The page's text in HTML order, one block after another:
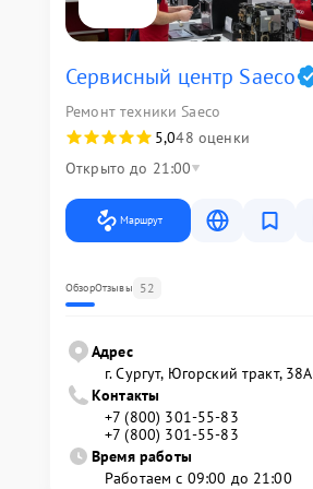
Сервисный центр Saeco
Ремонт техники Saeco
5,048 оценки
Открыто до 21:00
Маршрут
ОбзорОтзывы 52
Адрес
г. Сургут, Югорский тракт, 38А
Контакты
+7 (800) 301-55-83
+7 (800) 301-55-83
Время работы
Работаем с 09:00 до 21:00